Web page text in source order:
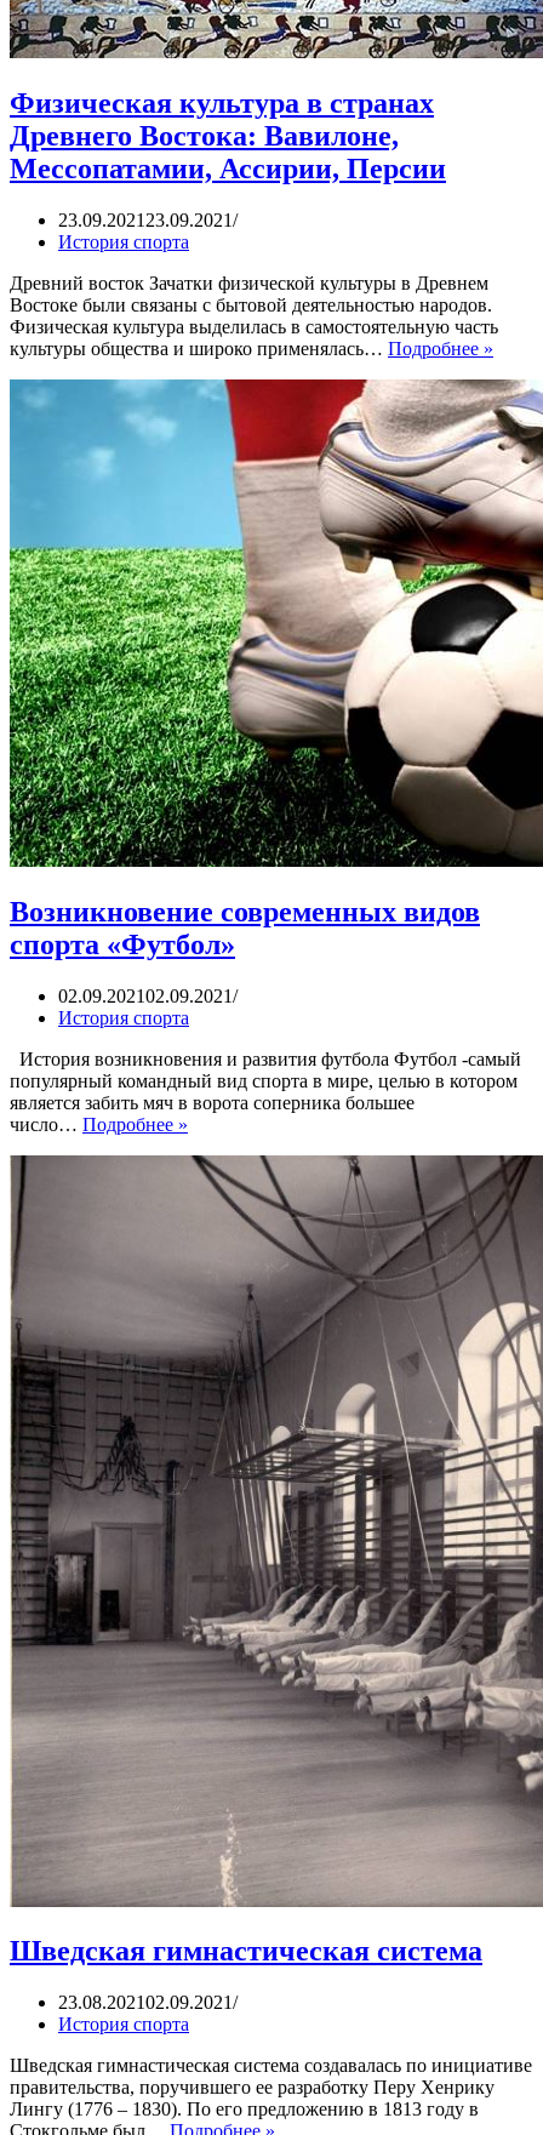
Физическая культура в странах
Древнего Востока: Вавилоне,
Мессопатамии, Ассирии, Персии
23.09.2021 23.09.2021
История спорта
Древний восток Зачатки физической культуры в Древнем
Востоке были связаны с бытовой деятельностью народов.
Физическая культура выделилась в самостоятельную часть
культуры общества и широко применялась… Подробнее »
в
Возникновение современных видов
спорта «Футбол»
02.09.202102.09.2021
История спорта
История возникновения и развития футбола Футбол -самый
популярный командный вид спорта в мире, целью в котором
является забить мяч в ворота соперника большее
число… Подробнее »
видов
спорта
«Футбол»
Шведская гимнастическая система
23.08.202102.09.2021
История спорта
Шведская гимнастическая система создавалась по инициативе
правительства, поручившего ее разработку Перу Хенрику
Лингу (1776 – 1830). По его предложению в 1813 году в